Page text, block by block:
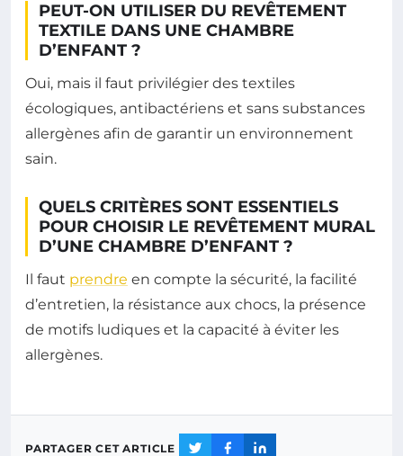
PEUT-ON UTILISER DU REVÊTEMENT
TEXTILE DANS UNE CHAMBRE
D’ENFANT ?
Oui, mais il faut privilégier des textiles
écologiques, antibactériens et sans substances
allergènes afin de garantir un environnement
sain.
QUELS CRITÈRES SONT ESSENTIELS
POUR CHOISIR LE REVÊTEMENT MURAL
D’UNE CHAMBRE D’ENFANT ?
Il faut prendre en compte la sécurité, la facilité
d’entretien, la résistance aux chocs, la présence
de motifs ludiques et la capacité à éviter les
allergènes.
PARTAGER CET ARTICLE